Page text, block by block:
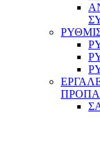
Home & DIY